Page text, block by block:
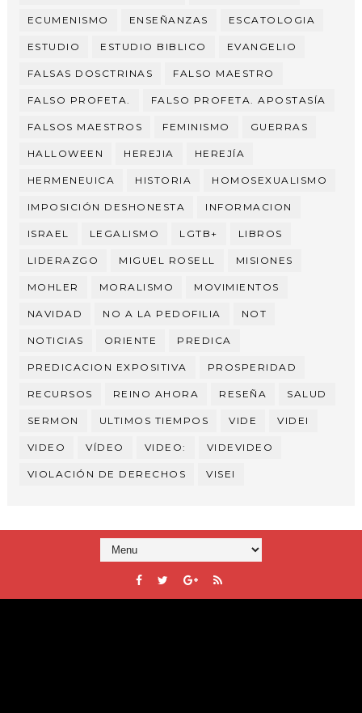
ECUMENISMO ENSEÑANZAS ESCATOLOGIA
ESTUDIO ESTUDIO BIBLICO EVANGELIO
FALSAS DOSCTRINAS FALSO MAESTRO
FALSO PROFETA. FALSO PROFETA. APOSTASÍA
FALSOS MAESTROS FEMINISMO GUERRAS
HALLOWEEN HEREJIA HEREJÍA
HERMENEUICA HISTORIA HOMOSEXUALISMO
IMPOSICIÓN DESHONESTA INFORMACION
ISRAEL LEGALISMO LGTB+ LIBROS
LIDERAZGO MIGUEL ROSELL MISIONES
MOHLER MORALISMO MOVIMIENTOS
NAVIDAD NO A LA PEDOFILIA NOT
NOTICIAS ORIENTE PREDICA
PREDICACION EXPOSITIVA PROSPERIDAD
RECURSOS REINO AHORA RESEÑA SALUD
SERMON ULTIMOS TIEMPOS VIDE VIDEI
VIDEO VÍDEO VIDEO: VIDEVIDEO
VIOLACIÓN DE DERECHOS VISEI